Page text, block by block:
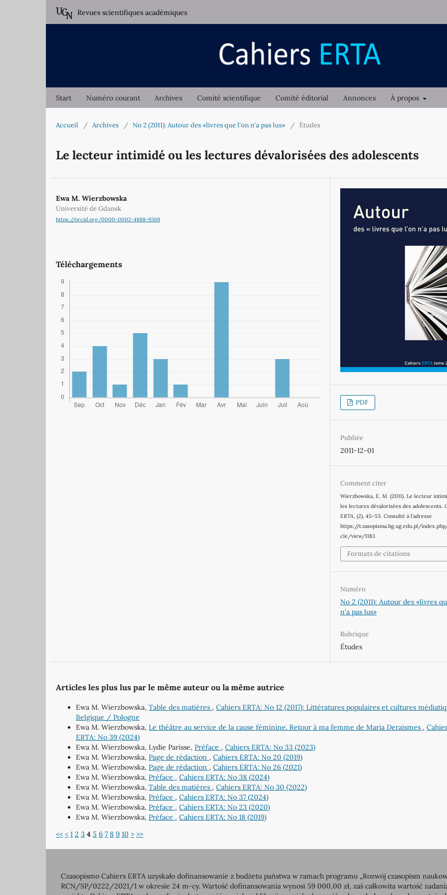
Start Numéro courant Archives Comité scientifique Comité éditorial Annonces À propos
Revues scientifiques académiques
Accueil / Archives / No 2 (2011): Autour des «livres que l'on n'a pas lus» / Études
Le lecteur intimidé ou les lectures dévalorisées des adolescents
Ewa M. Wierzbowska
Université de Gdansk
https://orcid.org/0000-0002-4888-9369
Téléchargements
PDF
Publiée
2011-12-01
Comment citer
Wierzbowska, E. M. (2011). Le lecteur
les lectures dévalorisées des adolescents.
ERTA, (2), 45–53. Consulté à l’adresse
https://czasopisma.bg.ug.edu.pl/
cle/view/1183
Formats de citations
Numéro
No 2 (2011): Autour des «livres
n'a pas lus»
Rubrique
Études
Articles les plus lus par le même auteur ou la même autrice
Ewa M. Wierzbowska, Table des matières , Cahiers ERTA: No 12 (2017): Littératures populaires et cultures
Belgique / Pologne
Ewa M. Wierzbowska, Le théâtre au service de la cause féminine. Retour à ma femme de Maria Deraismes ,
ERTA: No 39 (2024)
Ewa M. Wierzbowska, Lydie Parisse, Préface , Cahiers ERTA: No 33 (2023)
Ewa M. Wierzbowska, Page de rédaction , Cahiers ERTA: No 20 (2019)
Ewa M. Wierzbowska, Page de rédaction , Cahiers ERTA: No 26 (2021)
Ewa M. Wierzbowska, Préface , Cahiers ERTA: No 38 (2024)
Ewa M. Wierzbowska, Table des matières , Cahiers ERTA: No 30 (2022)
Ewa M. Wierzbowska, Préface , Cahiers ERTA: No 37 (2024)
Ewa M. Wierzbowska, Préface , Cahiers ERTA: No 23 (2020)
Ewa M. Wierzbowska, Préface , Cahiers ERTA: No 18 (2019)
<< < 1 2 3 4 5 6 7 8 9 10 > >>
Czasopismo Cahiers ERTA uzyskało dofinansowanie z budżetu państwa w ramach programu „Rozwój czasopism
RCN/SP/0222/2021/1 w okresie 24 m-cy. Wartość dofinansowania wynosi 59 000,00 zł, zaś całkowita wartość